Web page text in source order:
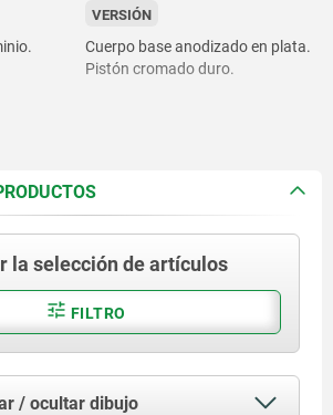
VERSIÓN
Cuerpo base anodizado en plata.
Pistón cromado duro.
la selección de artículos
FILTRO
/ ocultar dibujo